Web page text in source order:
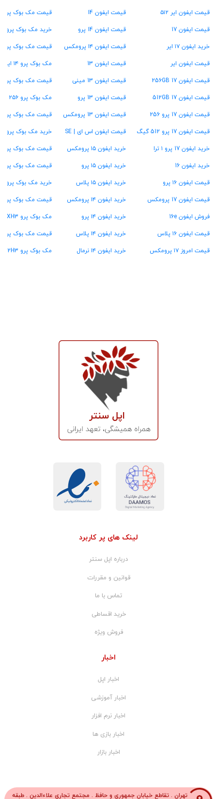
قیمت ایفون ایر ۵۱۲
قیمت ایفون 17
خرید ایفون ۱۷ ایر
قیمت ایفون ایر
قیمت ایفون 17 256GB
قیمت ایفون 17 512GB
قیمت ایفون 17 پرو 256
قیمت ایفون 17 پرو 512 گیگ
خرید ایفون 17 پرو ۱ ترا
خرید ایفون 16
قیمت ایفون ۱۶ پرو
قیمت ایفون 17 پرومکس
فروش ایفون 16e
قیمت ایفون ۱۶ پلاس
قیمت امروز ۱۷ پرومکس
قیمت ایفون 14
قیمت ایفون 14 پرو
قیمت ایفون ۱۴ پرومکس
قیمت ایفون 13
قیمت ایفون 13 مینی
قیمت ایفون 13 پرو
قیمت ایفون 13 پرومکس
قیمت ایفون اس ای | SE
خرید ایفون ۱۵ پرومکس
خرید ایفون ۱۵ پرو
خرید ایفون ۱۵ پلاس
خرید ایفون ۱۴ پرومکس
خرید ایفون ۱۴ پرو
خرید ایفون ۱۴ پلاس
خرید ایفون ۱۴ نرمال
قیمت مک بوک پرو M2
خرید مک بوک پرو M1
قیمت مک بوک پرو ۱۳ اینچ
مک بوک پرو ۱۴ اینچ
قیمت مک بوک پرو ۱۶ اینچ
مک بوک پرو ۲۵۶ گیگ
قیمت مک بوک پرو ۵۱۲ گیگ
خرید مک بوک پرو ۱ ترابایت
قیمت مک بوک پرو ۱۶ گیگ رام
قیمت مک بوک پرو ۲۴ گیگ رام
خرید مک بوک پرو ۳۶ گیگ رام
قیمت مک بوک پرو ۴۸ گیگ رام
مک بوک پرو MXH3
قیمت مک بوک پرو MW2U3
مک بوک پرو MX2H3
لینک های پر کاربرد
درباره اپل سنتر
قوانین و مقررات
تماس با ما
خرید اقساطی
فروش ویژه
اخبار
اخبار اپل
اخبار آموزشی
اخبار نرم افزار
اخبار بازی ها
اخبار بازار
تهران . تقاطع خیابان جمهوری و حافظ . مجتمع تجاری علاءالدین . طبقه